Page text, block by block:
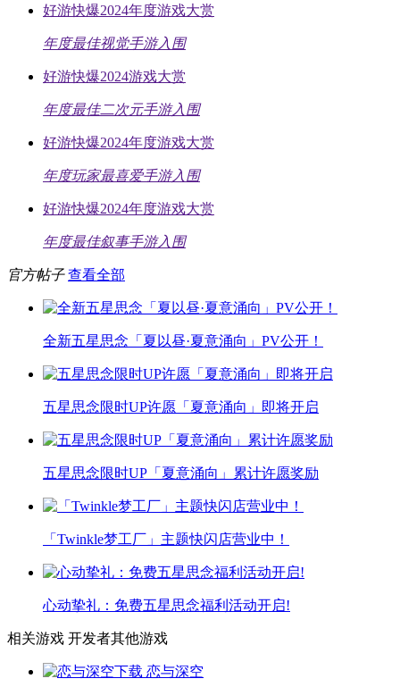
好游快爆2024年度游戏大赏
年度最佳视觉手游入围
好游快爆2024游戏大赏
年度最佳二次元手游入围
好游快爆2024年度游戏大赏
年度玩家最喜爱手游入围
好游快爆2024年度游戏大赏
年度最佳叙事手游入围
官方帖子 查看全部
全新五星思念「夏以昼·夏意涌向」PV公开！
五星思念限时UP许愿「夏意涌向」即将开启
五星思念限时UP「夏意涌向」累计许愿奖励
「Twinkle梦工厂」主题快闪店营业中！
心动挚礼：免费五星思念福利活动开启!
相关游戏 开发者其他游戏
恋与深空